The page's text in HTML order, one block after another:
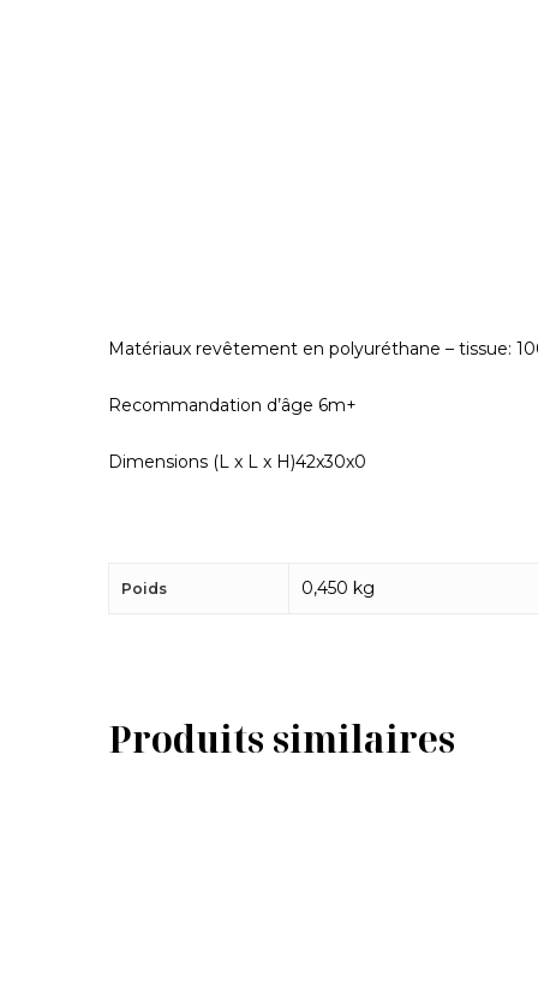
Matériaux revêtement en polyuréthane – tissue:
Recommandation d’âge 6m+
Dimensions (L x L x H)42x30x0
Poids 0,450 kg
Produits similaires